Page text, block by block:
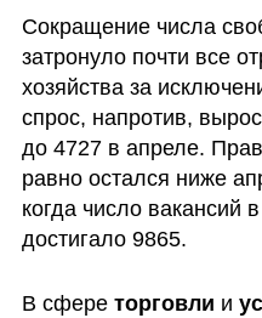
Сокращение числа
затронуло почти все
хозяйства за
спрос, напротив,
до 4727 в апреле.
равно остался ниже
когда число вакансий
достигало 9865.
В сфере торговли и